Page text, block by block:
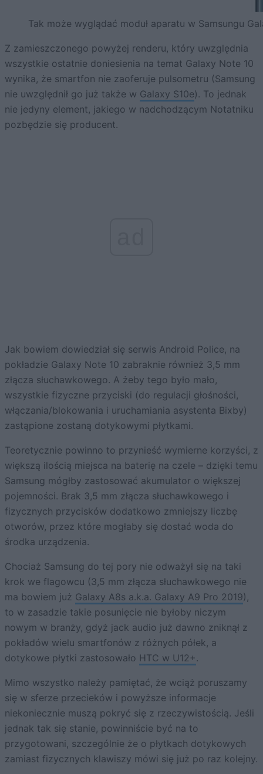
Tak może wyglądać moduł aparatu w Samsungu
Z zamieszczonego powyżej renderu, który uwzględnia
wszystkie ostatnie doniesienia na temat Galaxy Note 10
wynika, że smartfon nie zaoferuje pulsometru (Samsung
nie uwzględnił go już także w Galaxy S10e). To jednak
nie jedyny element, jakiego w nadchodzącym Notatniku
pozbędzie się producent.
Jak bowiem dowiedział się serwis Android Police, na
pokładzie Galaxy Note 10 zabraknie również 3,5 mm
złącza słuchawkowego. A żeby tego było mało,
wszystkie fizyczne przyciski (do regulacji głośności,
włączania/blokowania i uruchamiania asystenta Bixby)
zastąpione zostaną dotykowymi płytkami.
Teoretycznie powinno to przynieść wymierne korzyści, z
większą ilością miejsca na baterię na czele – dzięki temu
Samsung mógłby zastosować akumulator o większej
pojemności. Brak 3,5 mm złącza słuchawkowego i
fizycznych przycisków dodatkowo zmniejszy liczbę
otworów, przez które mogłaby się dostać woda do
środka urządzenia.
Chociaż Samsung do tej pory nie odważył się na taki
krok we flagowcu (3,5 mm złącza słuchawkowego nie
ma bowiem już Galaxy A8s a.k.a. Galaxy A9 Pro 2019),
to w zasadzie takie posunięcie nie byłoby niczym
nowym w branży, gdyż jack audio już dawno zniknął z
pokładów wielu smartfonów z różnych półek, a
dotykowe płytki zastosowało HTC w U12+.
Mimo wszystko należy pamiętać, że wciąż poruszamy
się w sferze przecieków i powyższe informacje
niekoniecznie muszą pokryć się z rzeczywistością. Jeśli
jednak tak się stanie, powinniście być na to
przygotowani, szczególnie że o płytkach dotykowych
zamiast fizycznych klawiszy mówi się już po raz kolejny.